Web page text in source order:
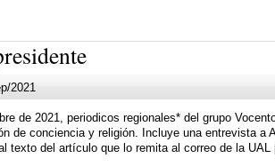
2021
de 2021, periodicos regionales* del grupo
de conciencia y religión. Incluye una entrevista a
texto del artículo que lo remita al correo de la